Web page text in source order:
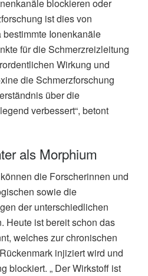
blockieren oder
ist dies von
Ionenkanäle
für die Schmerzreizleitung
Wirkung und
die Schmerzforschung
über die
verbessert“, betont
als Morphium
die Forscherinnen und
sowie die
der unterschiedlichen
Heute ist bereit schon das
welches zur chronischen
injiziert wird und
blockiert. „ Der Wirkstoff ist